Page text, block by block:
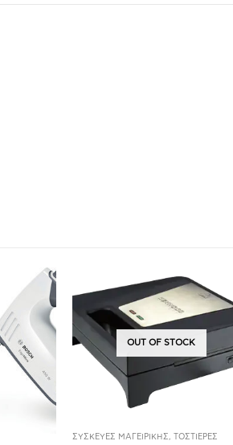
OUT OF STOCK